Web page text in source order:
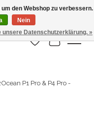
Wunschzettel
Ihr
P1 Pro & P4 Pro -
den Webshop zu verbessern.
Nein
unsere Datenschutzerklärung. »